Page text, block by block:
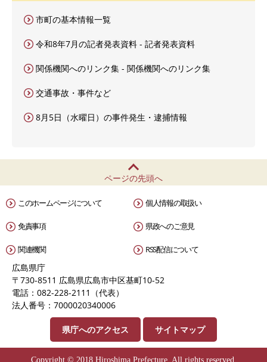
市町の基本情報一覧
令和8年7月の記者発表資料 - 記者発表資料
関係機関へのリンク集 - 関係機関へのリンク集
交通事故・事件など
8月5日（水曜日）の事件発生・逮捕情報
ページの先頭へ
このホームページについて 個人情報の取扱い
免責事項 県政へのご意見
関連機関 RSS配信について
広島県庁
〒730-8511 広島県広島市中区基町10-52
電話：082-228-2111（代表）
法人番号：7000020340006
県庁へのアクセス サイトマップ
Copyright © 2018 Hiroshima Prefecture. All rights reserved.